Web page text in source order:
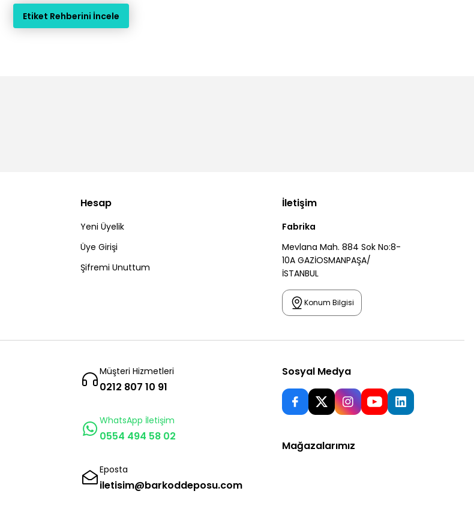
Etiket Rehberini İncele
Hesap
Yeni Üyelik
Üye Girişi
Şifremi Unuttum
İletişim
Fabrika
Mevlana Mah. 884 Sok No:8-
10A GAZİOSMANPAŞA/
İSTANBUL
Konum Bilgisi
Müşteri Hizmetleri
0212 807 10 91
WhatsApp İletişim
0554 494 58 02
Eposta
iletisim@barkoddeposu.com
Sosyal Medya
Mağazalarımız